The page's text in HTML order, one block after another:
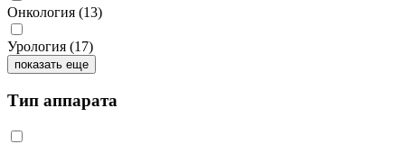
Онкология (13)
Урология (17)
показать еще
Тип аппарата